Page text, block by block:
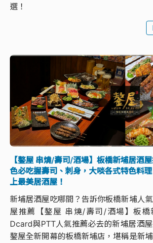
選！
【鏊屋 串燒/壽司/酒場】板橋新埔居酒
色必吃握壽司、刺身，大啖各式特色料
上最美居酒屋！
新埔居酒屋吃哪間？告訴你板橋新埔人
屋推薦【鏊屋 串燒/壽司/酒場】板橋
Dcard與PTT人氣推薦必去的新埔居酒屋
鏊屋全新開幕的板橋新埔店，堪稱是新